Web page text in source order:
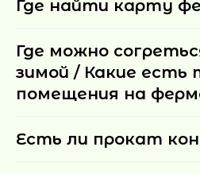
Где найти карту
Где можно
зимой / Какие есть
помещения на
Есть ли прокат